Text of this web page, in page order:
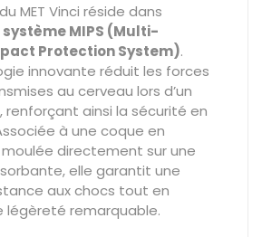
MET Vinci réside dans
système MIPS (Multi-
Protection System).
innovante réduit les forces
au cerveau lors d’un
ainsi la sécurité en
à une coque en
directement sur une
elle garantit une
aux chocs tout en
légèreté remarquable.